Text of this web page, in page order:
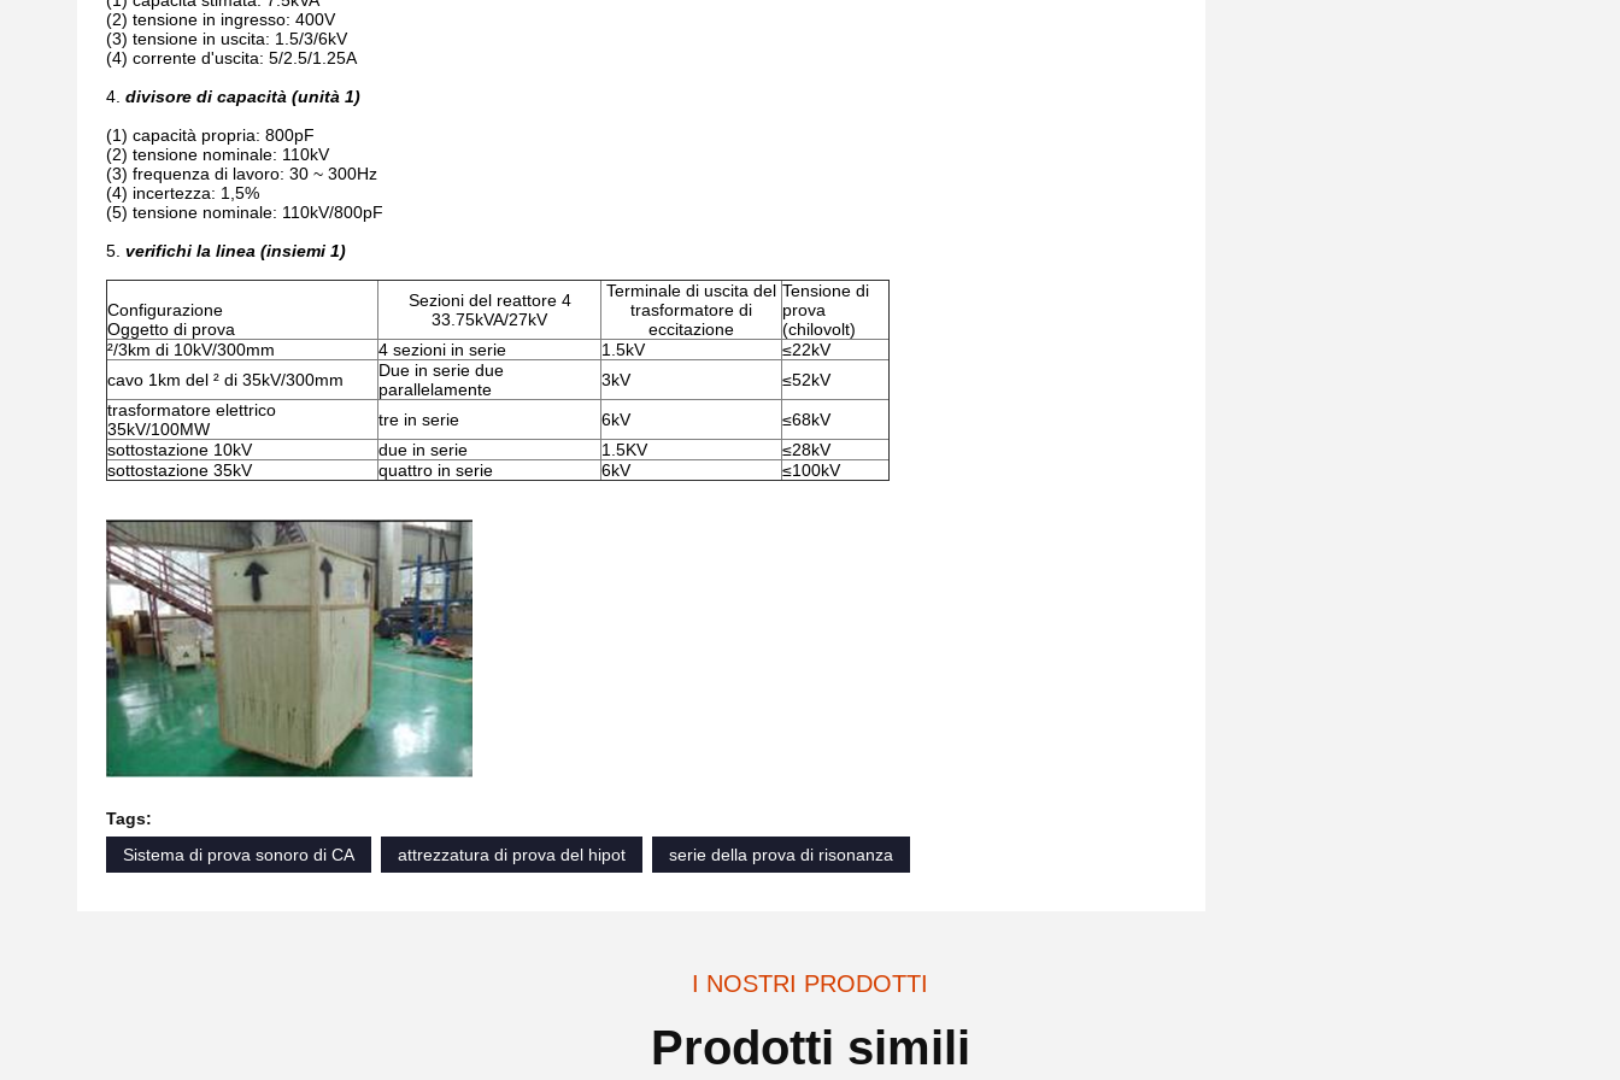
(2) tensione in ingresso: 400V
(3) tensione in uscita: 1.5/3/6kV
(4) corrente d'uscita: 5/2.5/1.25A
4. divisore di capacità (unità 1)
(1) capacità propria: 800pF
(2) tensione nominale: 110kV
(3) frequenza di lavoro: 30 ~ 300Hz
(4) incertezza: 1,5%
(5) tensione nominale: 110kV/800pF
5. verifichi la linea (insiemi 1)
Configurazione
Oggetto di prova
Sezioni del reattore 4
33.75kVA/27kV
Terminale di uscita del
trasformatore di
eccitazione
Tensione di
prova
(chilovolt)
²/3km di 10kV/300mm
4 sezioni in serie 1.5kV
≤22kV
cavo 1km del ² di 35kV/300mm
Due in serie due
parallelamente
3kV
≤52kV
trasformatore elettrico
35kV/100MW
tre in serie 6kV
≤68kV
sottostazione 10kV
due in serie 1.5KV
≤28kV
sottostazione 35kV
quattro in serie 6kV ≤100kV
Tags:
Sistema di prova sonoro di CA
attrezzatura di prova del hipot serie della prova di risonanza
I NOSTRI PRODOTTI
Prodotti simili